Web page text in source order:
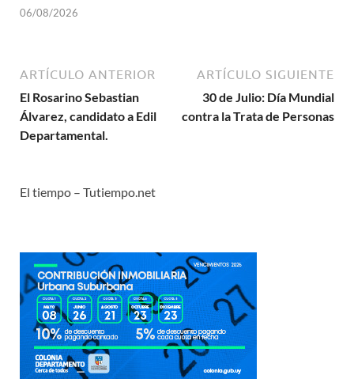
06/08/2026
ARTÍCULO ANTERIOR
El Rosarino Sebastian
Álvarez, candidato a Edil
Departamental.
ARTÍCULO SIGUIENTE
30 de Julio: Día Mundial
contra la Trata de Personas
El tiempo – Tutiempo.net